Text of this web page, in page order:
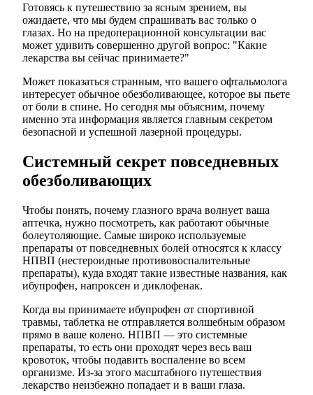
Готовясь к путешествию за ясным зрением, вы
ожидаете, что мы будем спрашивать вас только о
глазах. Но на предоперационной консультации вас
может удивить совершенно другой вопрос: "Какие
лекарства вы сейчас принимаете?"
Может показаться странным, что вашего офтальмолога
интересует обычное обезболивающее, которое вы пьете
от боли в спине. Но сегодня мы объясним, почему
именно эта информация является главным секретом
безопасной и успешной лазерной процедуры.
Системный секрет повседневных
обезболивающих
Чтобы понять, почему глазного врача волнует ваша
аптечка, нужно посмотреть, как работают обычные
болеутоляющие. Самые широко используемые
препараты от повседневных болей относятся к классу
НПВП (нестероидные противовоспалительные
препараты), куда входят такие известные названия, как
ибупрофен, напроксен и диклофенак.
Когда вы принимаете ибупрофен от спортивной
травмы, таблетка не отправляется волшебным образом
прямо в ваше колено. НПВП — это системные
препараты, то есть они проходят через весь ваш
кровоток, чтобы подавить воспаление во всем
организме. Из-за этого масштабного путешествия
лекарство неизбежно попадает и в ваши глаза.